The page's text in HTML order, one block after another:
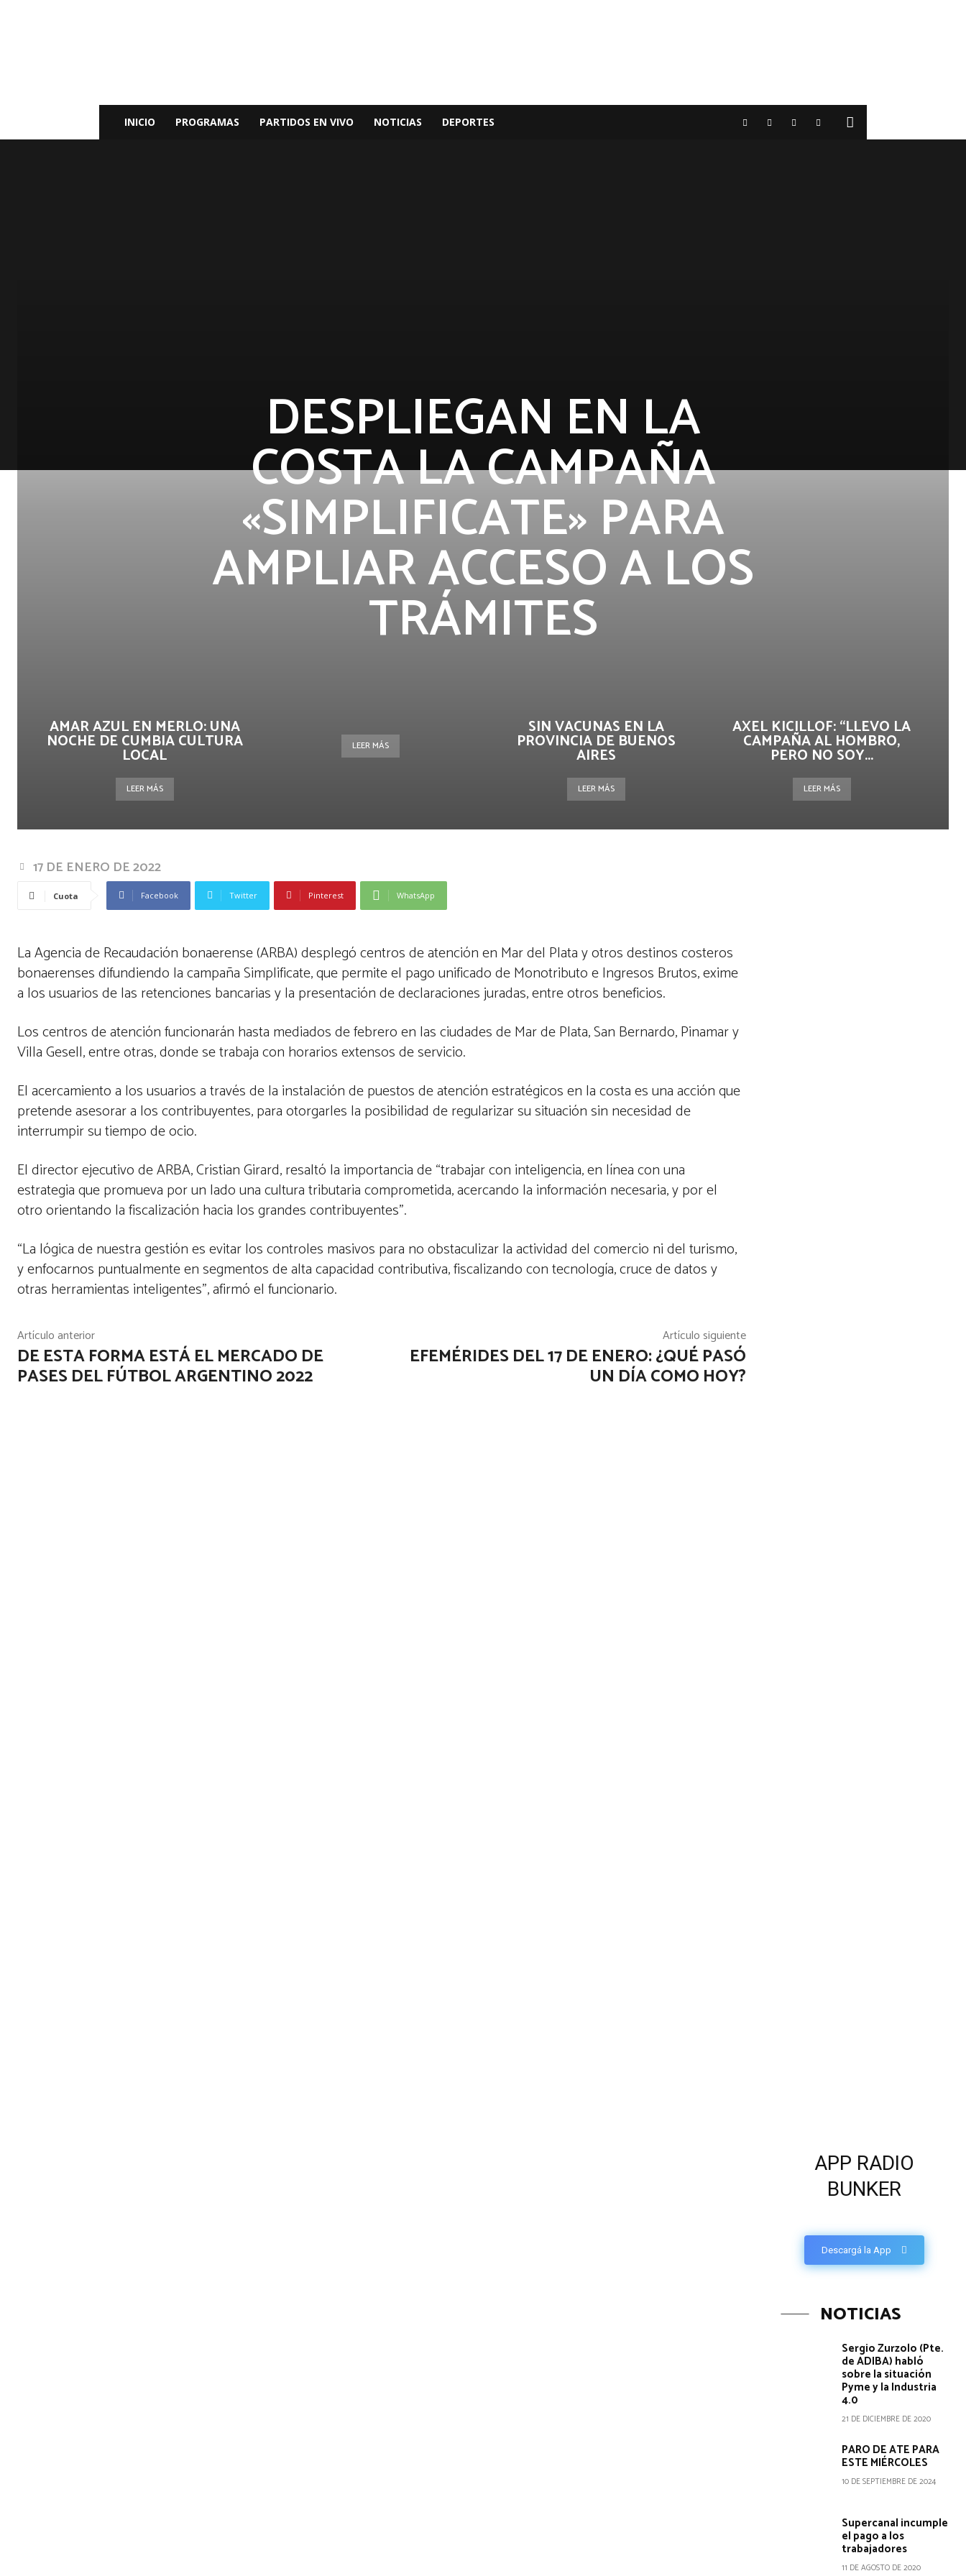
INICIO PROGRAMAS PARTIDOS EN VIVO NOTICIAS DEPORTES
DESPLIEGAN EN LA
COSTA LA CAMPAÑA
«SIMPLIFICATE» PARA
AMPLIAR ACCESO A LOS
TRÁMITES
AMAR AZUL EN MERLO: UNA
NOCHE DE CUMBIA CULTURA
LOCAL
LEER MÁS
LEER MÁS
SIN VACUNAS EN LA
PROVINCIA DE BUENOS
AIRES
LEER MÁS
AXEL KICILLOF: “LLEVO LA
CAMPAÑA AL HOMBRO,
PERO NO SOY...
LEER MÁS
17 DE ENERO DE 2022
Cuota Facebook Twitter Pinterest WhatsApp
La Agencia de Recaudación bonaerense (ARBA) desplegó centros de atención en Mar del Plata y otros destinos costeros
bonaerenses difundiendo la campaña Simplificate, que permite el pago unificado de Monotributo e Ingresos Brutos, exime
a los usuarios de las retenciones bancarias y la presentación de declaraciones juradas, entre otros beneficios.
Los centros de atención funcionarán hasta mediados de febrero en las ciudades de Mar de Plata, San Bernardo, Pinamar y
Villa Gesell, entre otras, donde se trabaja con horarios extensos de servicio.
El acercamiento a los usuarios a través de la instalación de puestos de atención estratégicos en la costa es una acción que
pretende asesorar a los contribuyentes, para otorgarles la posibilidad de regularizar su situación sin necesidad de
interrumpir su tiempo de ocio.
El director ejecutivo de ARBA, Cristian Girard, resaltó la importancia de “trabajar con inteligencia, en línea con una
estrategia que promueva por un lado una cultura tributaria comprometida, acercando la información necesaria, y por el
otro orientando la fiscalización hacia los grandes contribuyentes”.
“La lógica de nuestra gestión es evitar los controles masivos para no obstaculizar la actividad del comercio ni del turismo,
y enfocarnos puntualmente en segmentos de alta capacidad contributiva, fiscalizando con tecnología, cruce de datos y
otras herramientas inteligentes”, afirmó el funcionario.
Artículo anterior
DE ESTA FORMA ESTÁ EL MERCADO DE
PASES DEL FÚTBOL ARGENTINO 2022
Artículo siguiente
EFEMÉRIDES DEL 17 DE ENERO: ¿QUÉ PASÓ
UN DÍA COMO HOY?
APP RADIO
BUNKER
Descargá la App
NOTICIAS
Sergio Zurzolo (Pte.
de ADIBA) habló
sobre la situación
Pyme y la Industria
4.0
21 DE DICIEMBRE DE 2020
PARO DE ATE PARA
ESTE MIÉRCOLES
10 DE SEPTIEMBRE DE 2024
Supercanal incumple
el pago a los
trabajadores
11 DE AGOSTO DE 2020